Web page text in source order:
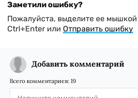
Заметили ошибку?
Пожалуйста, выделите ее
Ctrl+Enter или Отправить ошибку
Добавить комментарий
Всего комментариев: 19